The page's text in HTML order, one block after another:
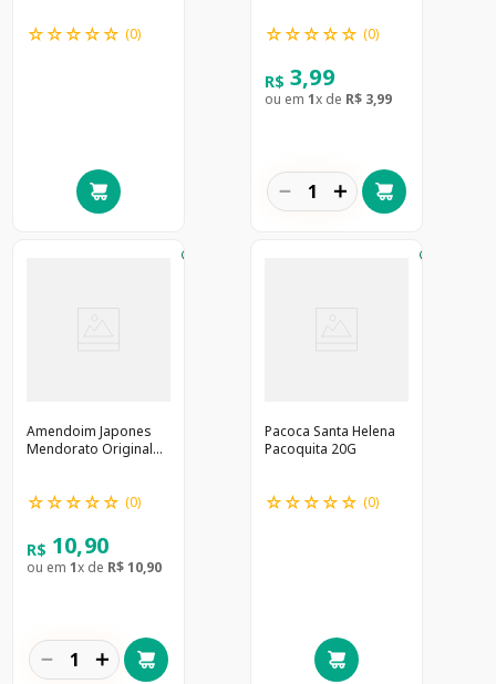
☆☆☆☆☆ (0) ☆☆☆☆☆ (0)
R$ 3,99
ou em 1x de R$ 3,99
＋
－
Amendoim Japones
Mendorato Original
☆☆☆☆☆ (0)
R$ 10,90
ou em 1x de R$10,90
＋
－
Pacoca Santa Helena
Pacoquita 20G
☆☆☆☆☆ (0)